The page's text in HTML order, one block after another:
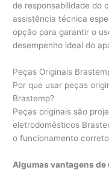
de responsabilidade do
assistência técnica
opção para garantir o
desempenho ideal do
Peças Originais
Por que usar peças
Brastemp?
Peças originais são
eletrodomésticos
o funcionamento
Algumas vantagens